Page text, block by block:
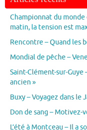
Championnat du monde
matin, la tension est
Rencontre – Quand les
Mondial de pêche –
Saint-Clément-sur-
ancien »
Buxy – Voyagez dans le
Don de sang – Motivez-
L’été à Montceau – Il a